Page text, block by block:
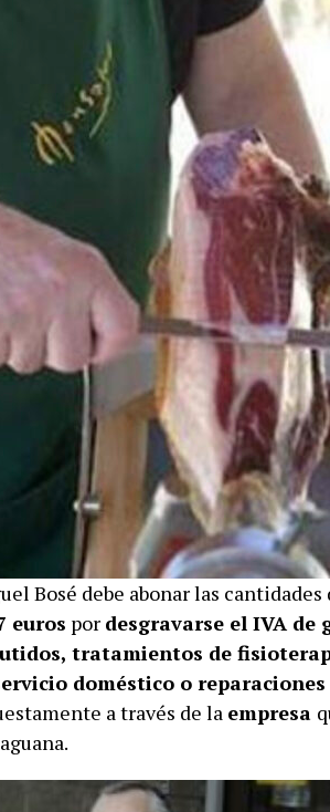
Bosé debe abonar las cantidades
euros por desgravarse el IVA de
tratamientos de
doméstico o
a través de la empresa